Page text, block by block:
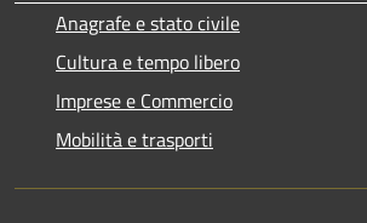
Anagrafe e stato civile
Cultura e tempo libero
Imprese e Commercio
Mobilità e trasporti